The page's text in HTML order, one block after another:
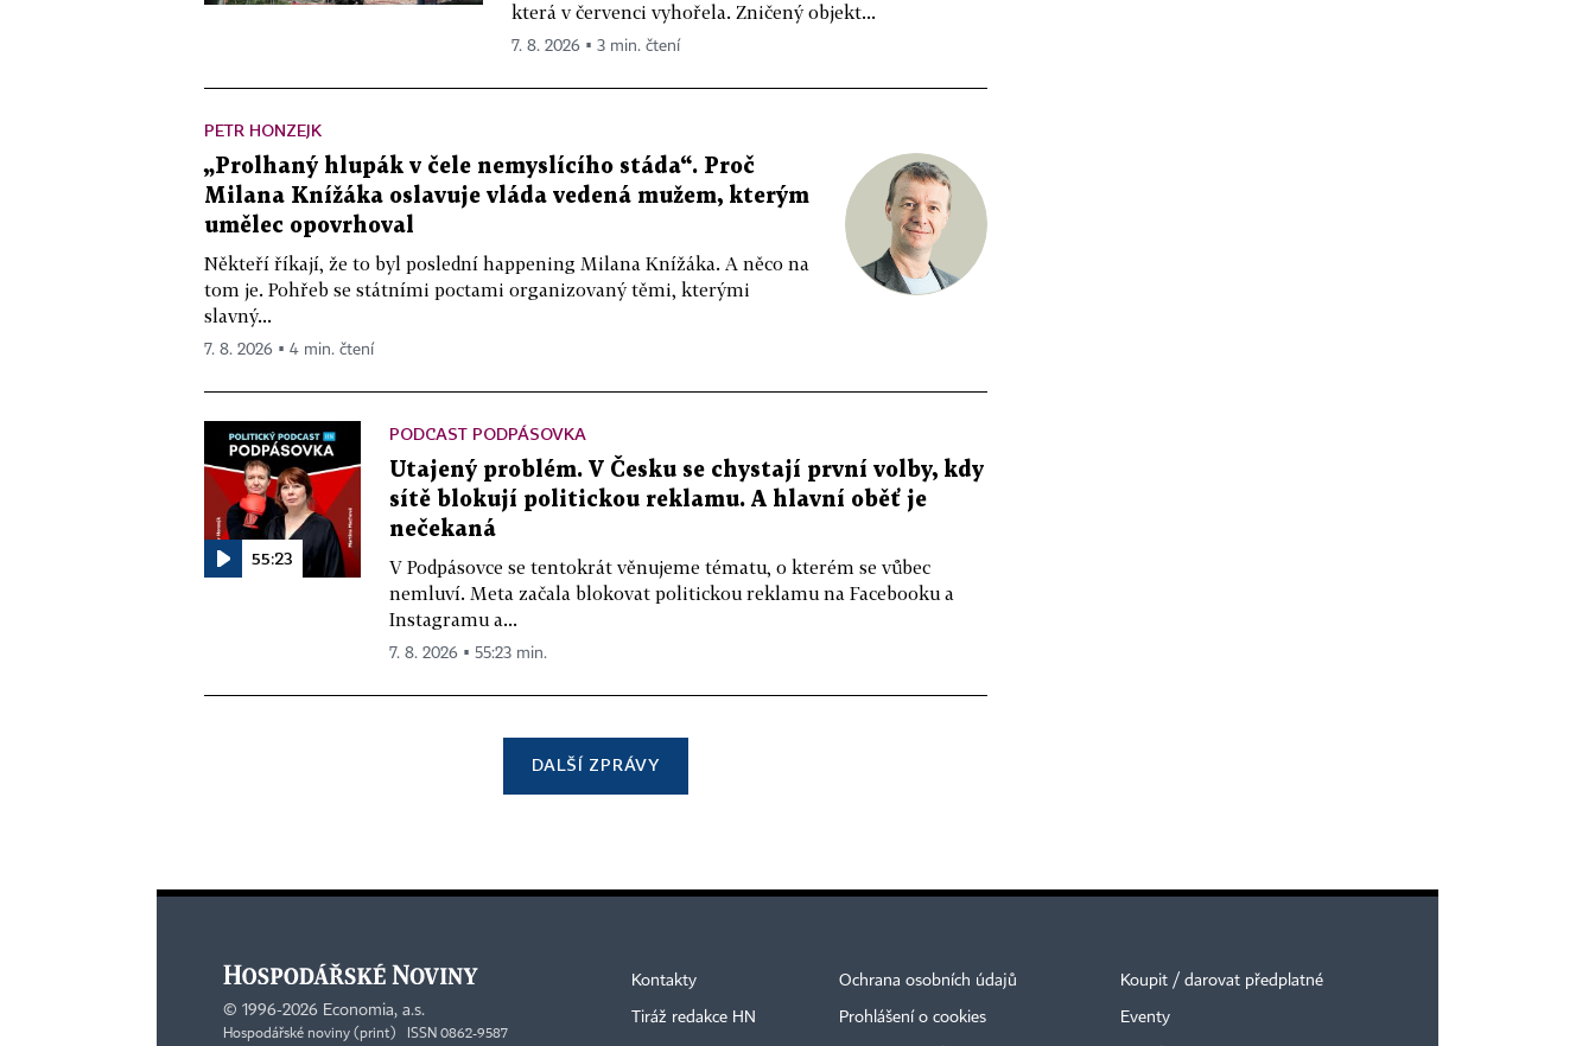
která v červenci vyhořela. Zničený objekt...
7. 8. 2026 ▪ 3 min. čtení
PETR HONZEJK
„Prolhaný hlupák v čele nemyslícího stáda“. Proč
Milana Knížáka oslavuje vláda vedená mužem, kterým
umělec opovrhoval
Někteří říkají, že to byl poslední happening Milana Knížáka. A něco na
tom je. Pohřeb se státními poctami organizovaný těmi, kterými
slavný...
7. 8. 2026 ▪ 4 min. čtení
55:23
PODCAST PODPÁSOVKA
Utajený problém. V Česku se chystají první volby, kdy
sítě blokují politickou reklamu. A hlavní oběť je
nečekaná
V Podpásovce se tentokrát věnujeme tématu, o kterém se vůbec
nemluví. Meta začala blokovat politickou reklamu na Facebooku a
Instagramu a...
7. 8. 2026 ▪ 55:23 min.
DALŠÍ ZPRÁVY
© 1996-2026 Economia, a.s.
Hospodářské noviny (print) ISSN 0862-9587
Kontakty
Tiráž redakce HN
Ochrana osobních údajů
Prohlášení o cookies
Koupit / darovat předplatné
Eventy